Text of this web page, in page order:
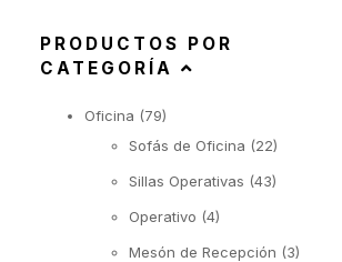
PRODUCTOS POR
CATEGORÍA
Oficina (79)
Sofás de Oficina (22)
Sillas Operativas (43)
Operativo (4)
Mesón de Recepción (3)